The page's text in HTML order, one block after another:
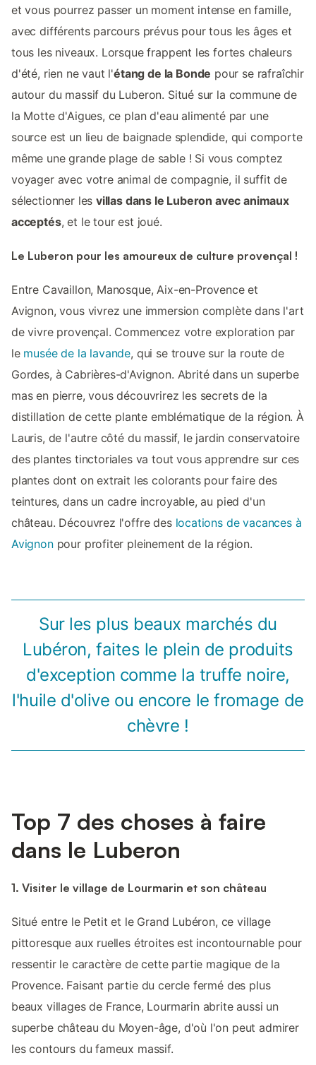
et vous pourrez passer un moment intense en famille,
avec différents parcours prévus pour tous les âges et
tous les niveaux. Lorsque frappent les fortes chaleurs
d'été, rien ne vaut l'étang de la Bonde pour se rafraîchir
autour du massif du Luberon. Situé sur la commune de
la Motte d'Aigues, ce plan d'eau alimenté par une
source est un lieu de baignade splendide, qui comporte
même une grande plage de sable ! Si vous comptez
voyager avec votre animal de compagnie, il suffit de
sélectionner lesvillas dans le Luberon avec animaux
acceptés, et le tour est joué.
Le Luberon pour les amoureux de culture provençal !
Entre Cavaillon, Manosque, Aix-en-Provence et
Avignon, vous vivrez une immersion complète dans l'art
de vivre provençal. Commencez votre exploration par
le musée de la lavande, qui se trouve sur la route de
Gordes, à Cabrières-d'Avignon. Abrité dans un superbe
mas en pierre, vous découvrirez les secrets de la
distillation de cette plante emblématique de la région. À
Lauris, de l'autre côté du massif, le jardin conservatoire
des plantes tinctoriales va tout vous apprendre sur ces
plantes dont on extrait les colorants pour faire des
teintures, dans un cadre incroyable, au pied d'un
château. Découvrez l'offre des locations de vacances à
Avignonpour profiter pleinement de la région.
Sur les plus beaux marchés du
Lubéron, faites le plein de produits
d'exception comme la truffe noire,
l'huile d'olive ou encore le fromage de
chèvre !
Top 7 des choses à faire
dans le Luberon
1. Visiter le village de Lourmarin et son château
Situé entre le Petit et le Grand Lubéron, ce village
pittoresque aux ruelles étroites est incontournable pour
ressentir le caractère de cette partie magique de la
Provence. Faisant partie du cercle fermé des plus
beaux villages de France, Lourmarin abrite aussi un
superbe château du Moyen-âge, d'où l'on peut admirer
les contours du fameux massif.